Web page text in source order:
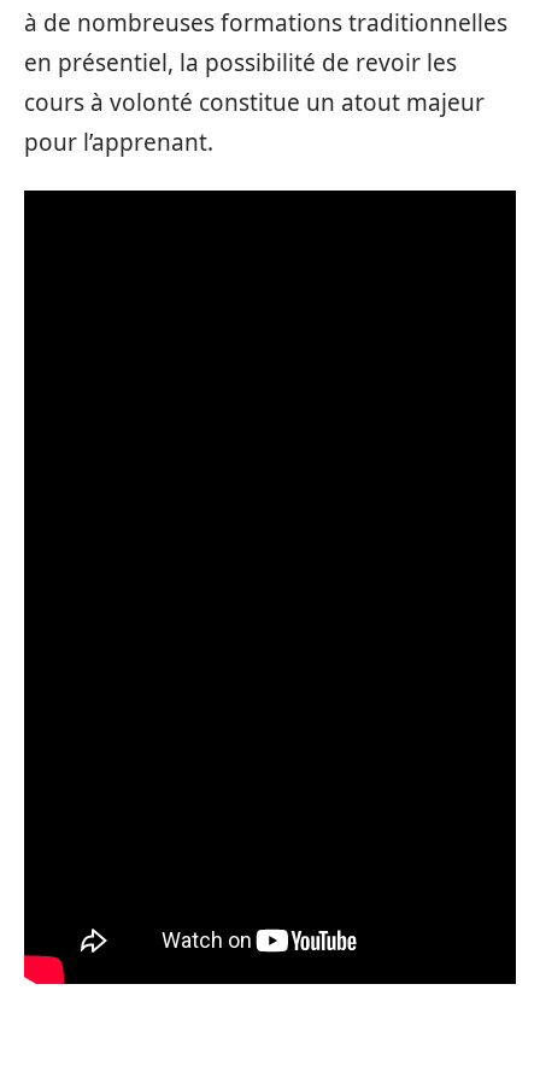
à de nombreuses formations traditionnelles
en présentiel, la possibilité de revoir les
cours à volonté constitue un atout majeur
pour l’apprenant.